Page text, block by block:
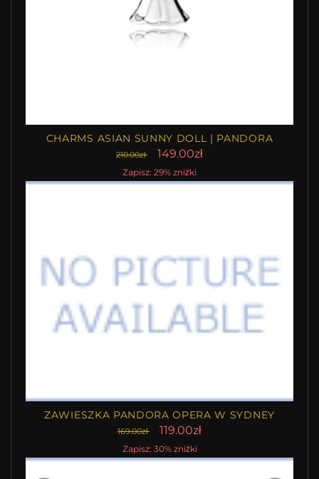
CHARMS ASIAN SUNNY DOLL | PANDORA
210.00zł 149.00zł
Zapisz: 29% zniżki
ZAWIESZKA PANDORA OPERA W SYDNEY
169.00zł 119.00zł
Zapisz: 30% zniżki